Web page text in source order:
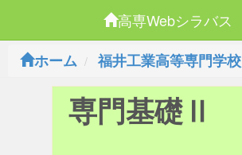
高専Webシラバス
ホーム
福井工業高等専門学校
専門基礎Ⅱ